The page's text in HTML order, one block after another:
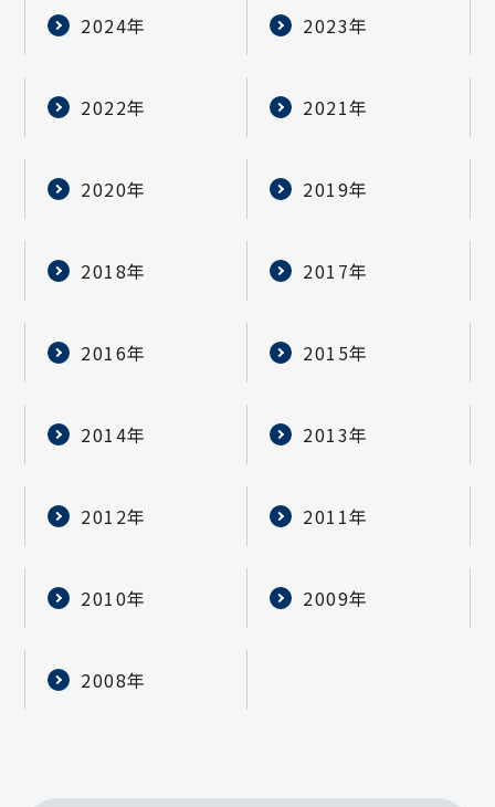
2024年 2023年
2022年 2021年
2020年 2019年
2018年 2017年
2016年 2015年
2014年 2013年
2012年 2011年
2010年 2009年
2008年